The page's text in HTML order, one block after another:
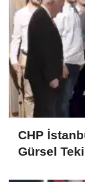
CHP
Gürsel